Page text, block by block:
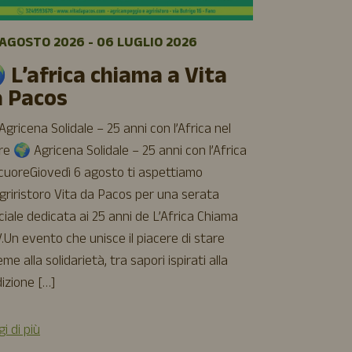
2026 - 06 LUGLIO 2026
L’africa chiama a Vita
Pacos
Solidale – 25 anni con l’Africa nel
🌍 Agricena Solidale – 25 anni con l’Africa
6 agosto ti aspettiamo
Vita da Pacos per una serata
dedicata ai 25 anni de L’Africa Chiama
evento che unisce il piacere di stare
alla solidarietà, tra sapori ispirati alla
[…]
di più